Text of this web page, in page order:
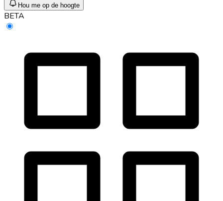
Hou me op de hoogte
BETA